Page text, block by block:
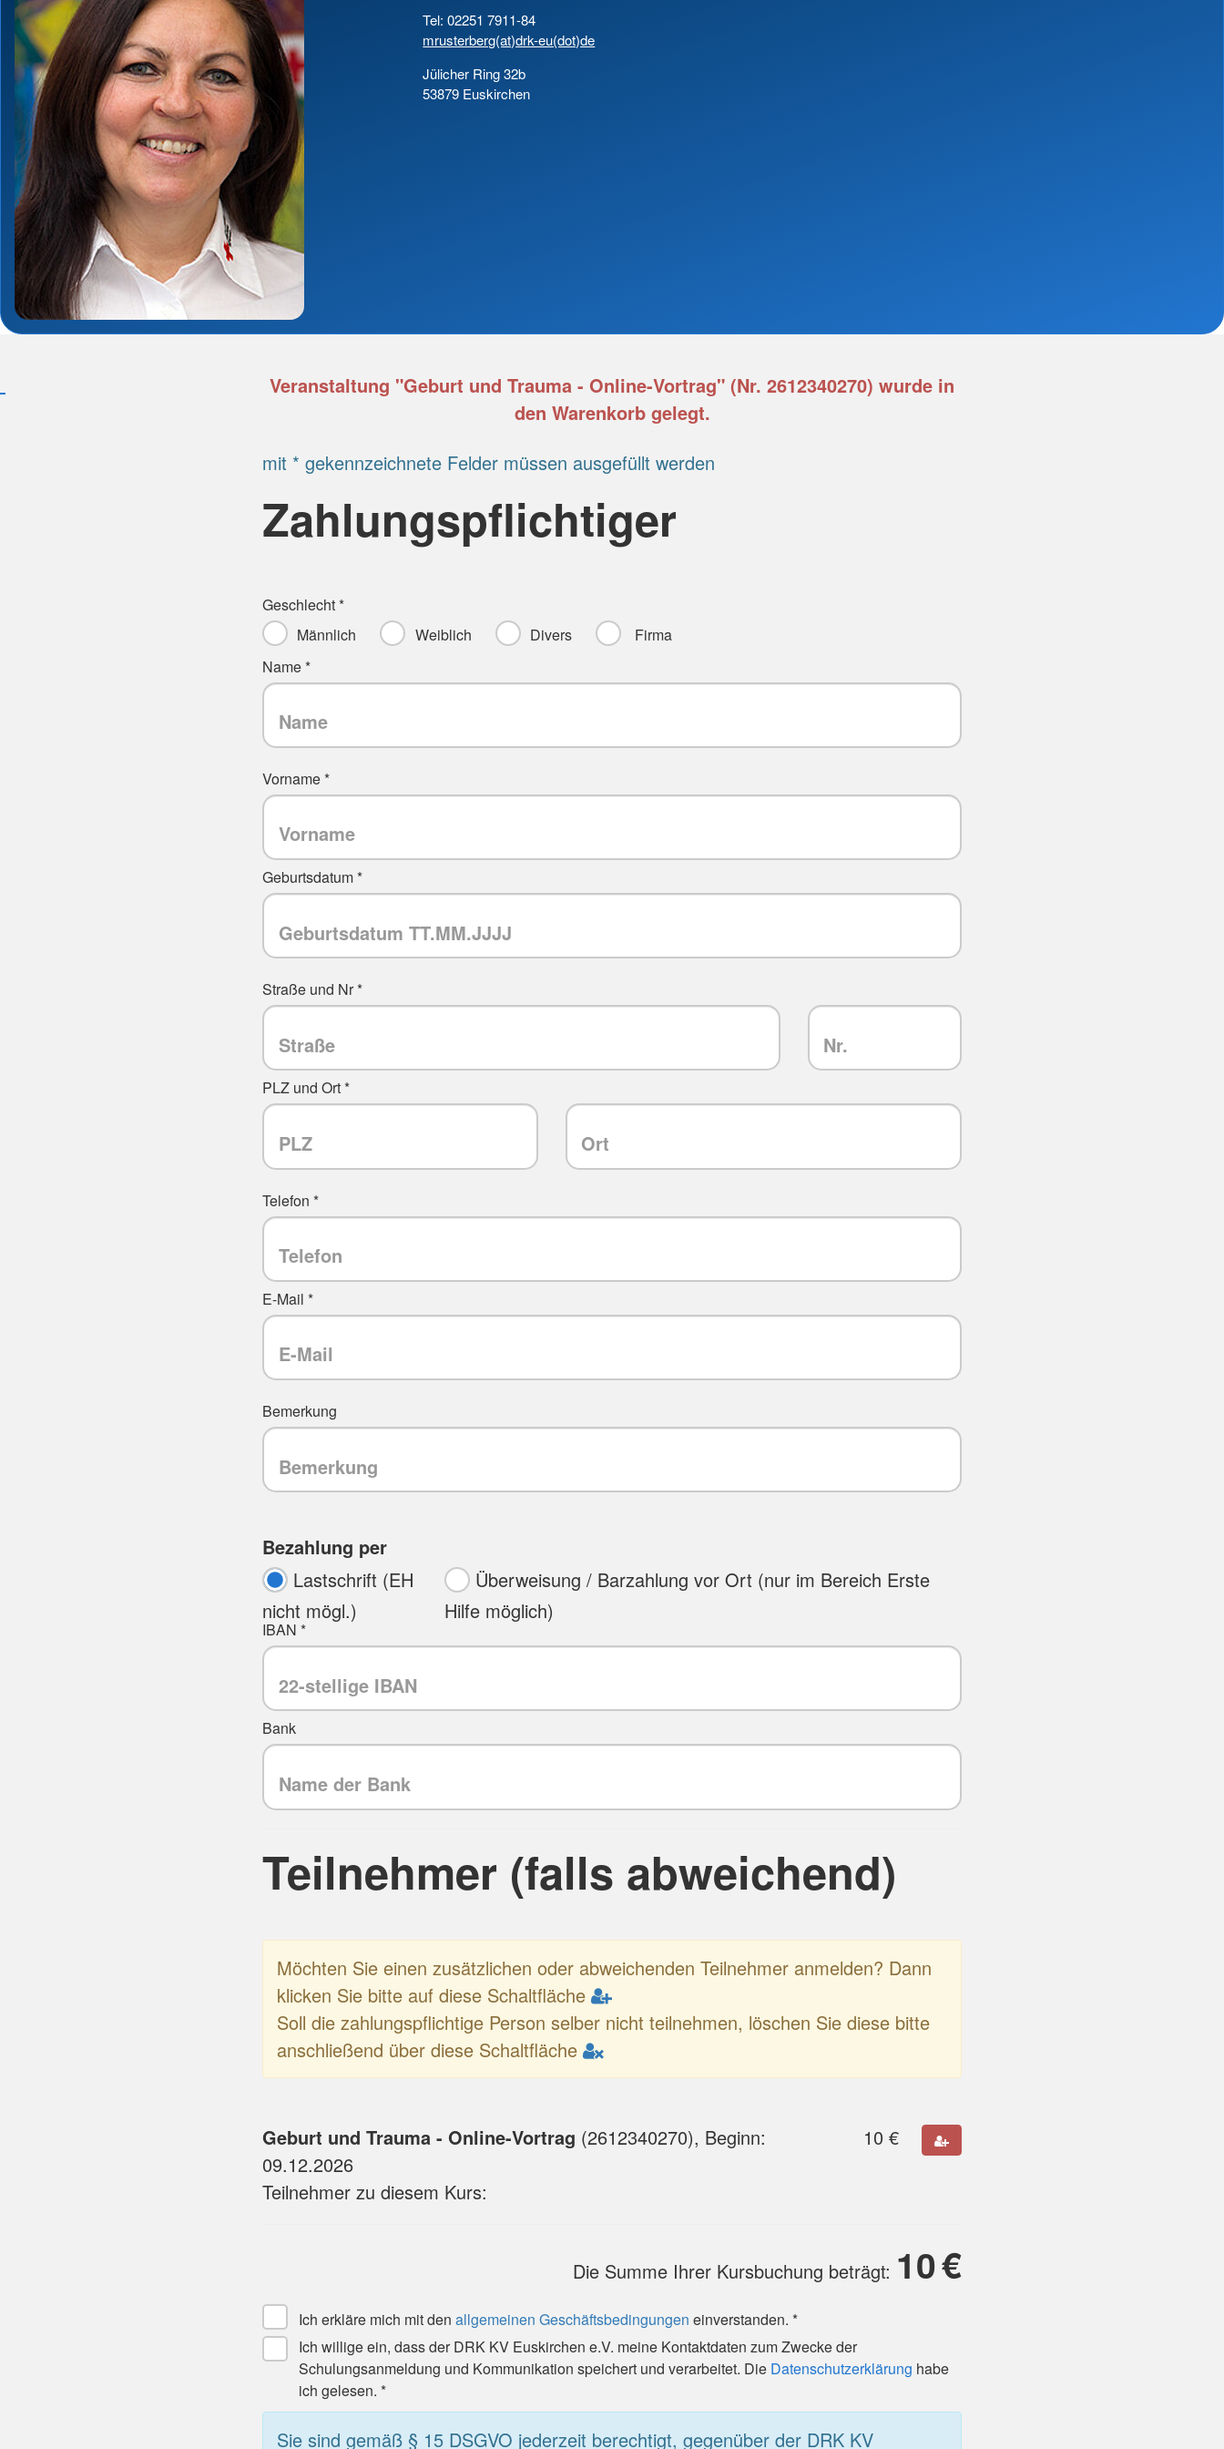
Tel: 02251 7911-84
mrusterberg(at)drk-eu(dot)de
Jülicher Ring 32b
53879 Euskirchen
Veranstaltung "Geburt und Trauma - Online-Vortrag" (Nr. 2612340270) wurde in
den Warenkorb gelegt.
mit * gekennzeichnete Felder müssen ausgefüllt werden
Zahlungspflichtiger
Geschlecht *
Männlich
Weiblich Divers
Firma
Name *
Vorname *
Geburtsdatum *
Straße und Nr *
PLZ und Ort *
Telefon *
E-Mail *
Bemerkung
Bezahlung per
Lastschrift (EH
nicht mögl.)
Überweisung / Barzahlung vor Ort (nur im Bereich Erste
Hilfe möglich)
IBAN *
Bank
Teilnehmer (falls abweichend)
Möchten Sie einen zusätzlichen oder abweichenden Teilnehmer anmelden? Dann
klicken Sie bitte auf diese Schaltfläche
Soll die zahlungspflichtige Person selber nicht teilnehmen, löschen Sie diese bitte
anschließend über diese Schaltfläche
Geburt und Trauma - Online-Vortrag (2612340270), Beginn:
09.12.2026
10 €
Teilnehmer zu diesem Kurs:
Die Summe Ihrer Kursbuchung beträgt: 10€
Ich erkläre mich mit den allgemeinen Geschäftsbedingungen einverstanden. *
Ich willige ein, dass der DRK KV Euskirchen e.V. meine Kontaktdaten zum Zwecke der
Schulungsanmeldung und Kommunikation speichert und verarbeitet. Die Datenschutzerklärung habe
ich gelesen. *
Sie sind gemäß § 15 DSGVO jederzeit berechtigt, gegenüber der DRK KV